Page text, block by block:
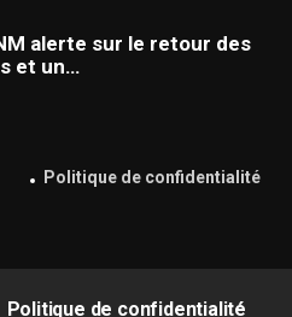
alerte sur le retour des
et un…
Politique de confidentialité
Politique de confidentialité